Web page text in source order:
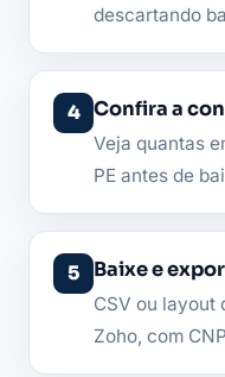
descartando
Confira a
Veja quantas
PE antes de
Baixe e
CSV ou layout
Zoho, com